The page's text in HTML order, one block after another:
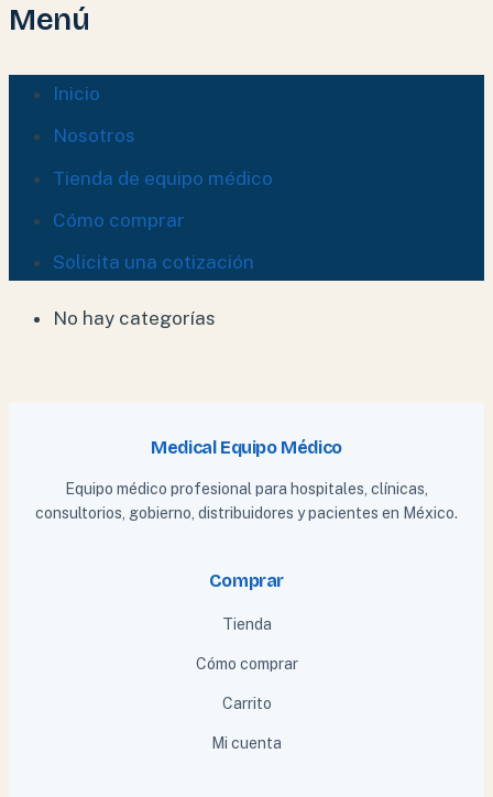
Menú
Inicio
Nosotros
Tienda de equipo médico
Cómo comprar
Solicita una cotización
No hay categorías
Medical Equipo Médico
Equipo médico profesional para hospitales, clínicas,
consultorios, gobierno, distribuidores y pacientes en México.
Comprar
Tienda
Cómo comprar
Carrito
Mi cuenta